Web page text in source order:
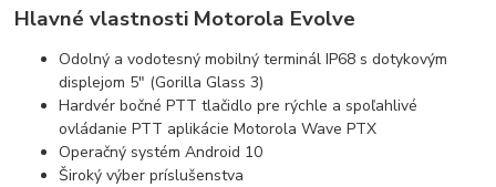
Hlavné vlastnosti Motorola Evolve
Odolný a vodotesný mobilný terminál IP68 s dotykovým
displejom 5" (Gorilla Glass 3)
Hardvér bočné PTT tlačidlo pre rýchle a spoľahlivé
ovládanie PTT aplikácie Motorola Wave PTX
Operačný systém Android 10
Široký výber príslušenstva